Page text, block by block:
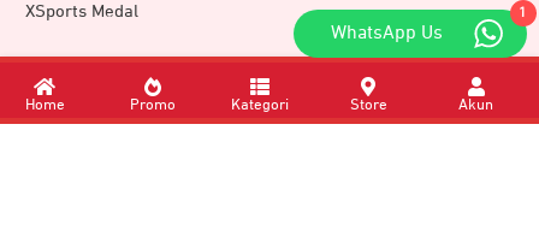
XSports Medal
Download Apps
1
WhatsApp Us
Home Promo Kategori Store Akun